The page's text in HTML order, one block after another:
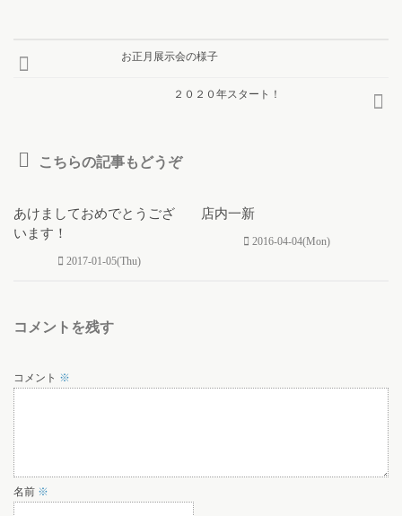
お正月展示会の様子
２０２０年スタート！
こちらの記事もどうぞ
あけましておめでとうござ
います！
2017-01-05(Thu)
店内一新
2016-04-04(Mon)
コメントを残す
コメント ※
名前 ※